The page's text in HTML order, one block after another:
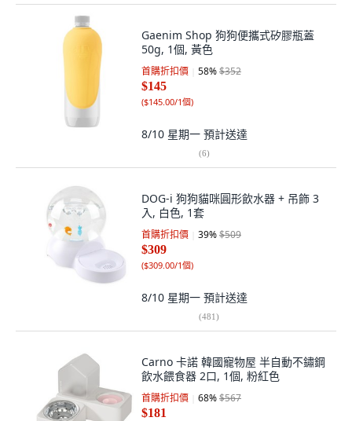
Gaenim Shop 狗狗便攜式矽膠瓶蓋
50g, 1個, 黃色
首購折扣價 58%$352
$145
($145.00/1個)
8/10 星期一 預計送達
(6)
DOG-i 狗狗貓咪圓形飲水器 + 吊飾 3
入, 白色, 1套
首購折扣價 39%$509
$309
($309.00/1個)
8/10 星期一 預計送達
(481)
Carno 卡諾 韓國寵物屋 半自動不鏽鋼
飲水餵食器 2口, 1個, 粉紅色
首購折扣價 68%$567
$181